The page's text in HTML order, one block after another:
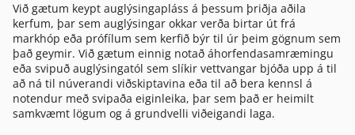
Við gætum keypt auglýsingapláss á þessum þriðja aðila
kerfum, þar sem auglýsingar okkar verða birtar út frá
markhóp eða prófílum sem kerfið býr til úr þeim gögnum sem
það geymir. Við gætum einnig notað áhorfendasamræmingu
eða svipuð auglýsingatól sem slíkir vettvangar bjóða upp á til
að ná til núverandi viðskiptavina eða til að bera kennsl á
notendur með svipaða eiginleika, þar sem það er heimilt
samkvæmt lögum og á grundvelli viðeigandi laga.